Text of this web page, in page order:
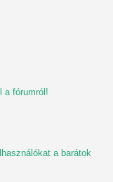
a fórumról!
a barátok